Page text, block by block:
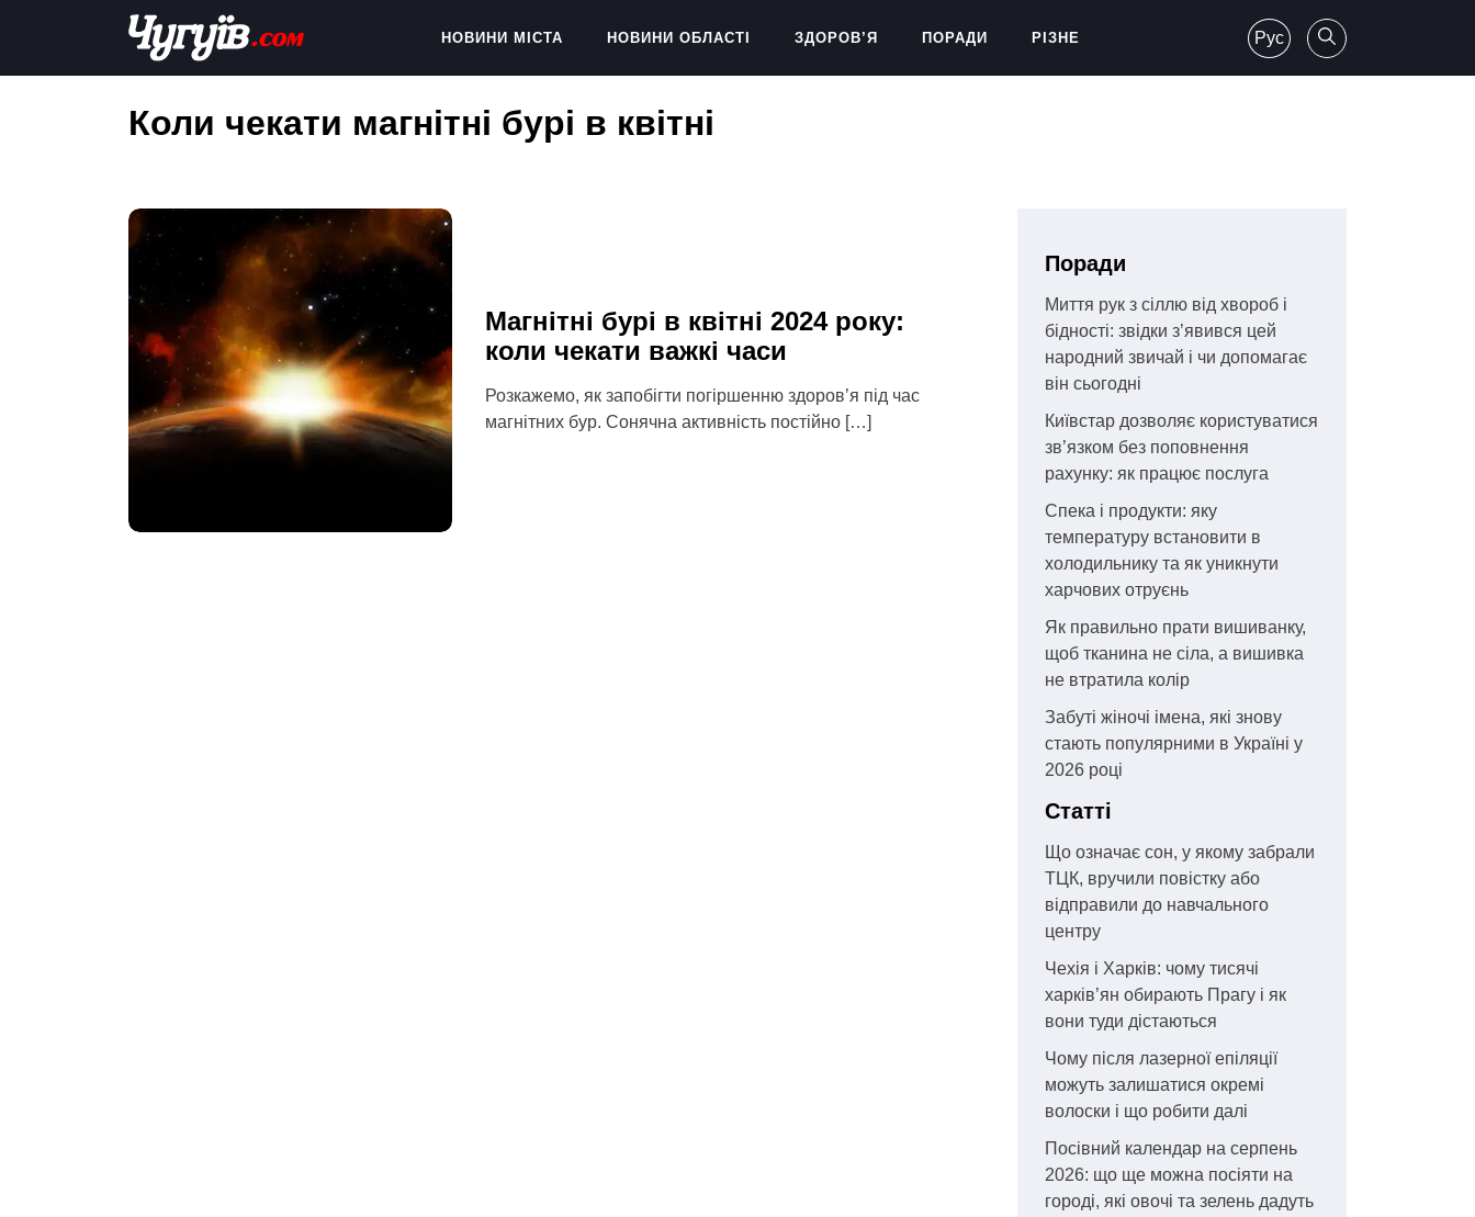
Chuguiv
НОВИНИ МІСТА НОВИНИ ОБЛАСТІ ЗДОРОВ’Я ПОРАДИ РІЗНЕ Рус
Коли чекати магнітні бурі в квітні
Магнітні бурі в квітні 2024 року:
коли чекати важкі часи
Розкажемо, як запобігти погіршенню здоров’я під час
магнітних бур. Сонячна активність постійно […]
Поради
Миття рук з сіллю від хвороб і
бідності: звідки з’явився цей
народний звичай і чи допомагає
він сьогодні
Київстар дозволяє користуватися
зв’язком без поповнення
рахунку: як працює послуга
Спека і продукти: яку
температуру встановити в
холодильнику та як уникнути
харчових отруєнь
Як правильно прати вишиванку,
щоб тканина не сіла, а вишивка
не втратила колір
Забуті жіночі імена, які знову
стають популярними в Україні у
2026 році
Статті
Що означає сон, у якому забрали
ТЦК, вручили повістку або
відправили до навчального
центру
Чехія і Харків: чому тисячі
харків’ян обирають Прагу і як
вони туди дістаються
Чому після лазерної епіляції
можуть залишатися окремі
волоски і що робити далі
Посівний календар на серпень
2026: що ще можна посіяти на
городі, які овочі та зелень дадуть